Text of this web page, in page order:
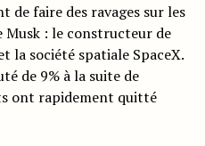
de faire des ravages sur les
Musk : le constructeur de
la société spatiale SpaceX.
de 9% à la suite de
ont rapidement quitté